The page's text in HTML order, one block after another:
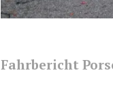
Fahrbericht